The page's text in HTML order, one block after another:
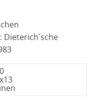
Dieterich´sche